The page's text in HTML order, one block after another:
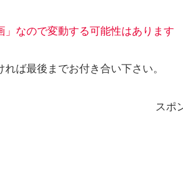
なので変動する可能性はあります
れば最後までお付き合い下さい。
スポ